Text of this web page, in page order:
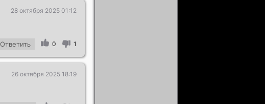
28 октября 2025 01:12
Ответить 0 1
26 октября 2025 18:19